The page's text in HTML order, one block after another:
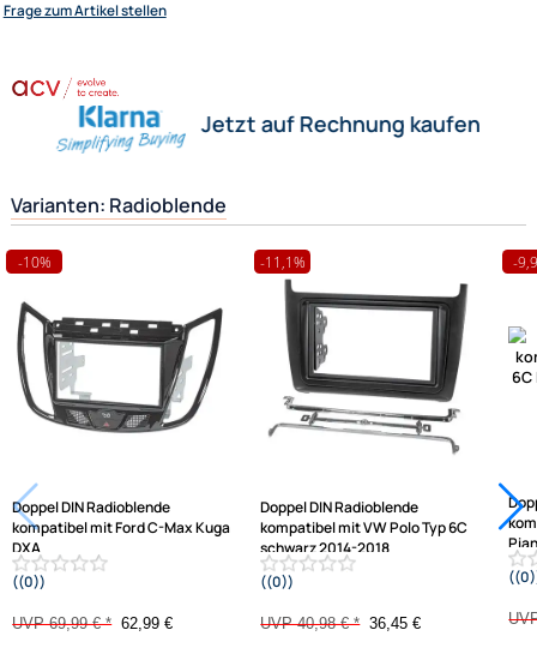
Weitere Informationen
Herstellerinformationen
Hilfreiche Links
passende Produkte
Ähnliche Produkte anzeigen
Jetzt auf Rechnung kaufen
Varianten: Radioblende
-10% -11,1%
Ultramall
Wir versenden mit
Unsere Leistungen